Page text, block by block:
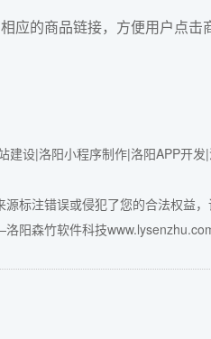
的商品链接，方便用户点击
设|洛阳小程序制作|洛阳APP开
标注错误或侵犯了您的合法权益
洛阳森竹软件科技